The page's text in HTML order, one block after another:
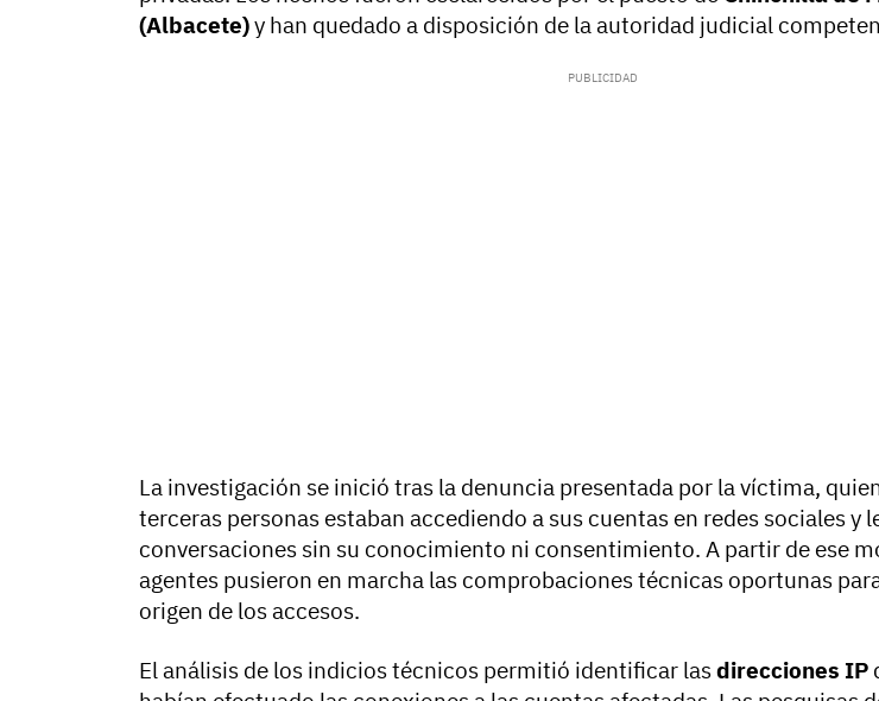
(Albacete)y han quedado a disposición de la autoridad judicial
La investigación se inició tras la denuncia presentada por la víctima,
terceras personas estaban accediendo a sus cuentas en redes sociales y
conversaciones sin su conocimiento ni consentimiento. A partir de ese
agentes pusieron en marcha las comprobaciones técnicas oportunas
origen de los accesos.
El análisis de los indicios técnicos permitió identificar lasdirecciones IP